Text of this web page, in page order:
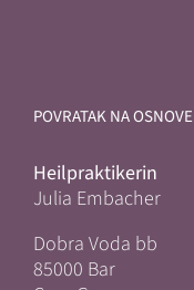
POVRATAK NA OSNOVE
Heilpraktikerin
Julia Embacher
Dobra Voda bb
85000 Bar